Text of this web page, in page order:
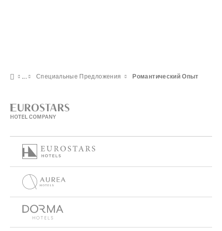
Специальные Предложения Pомантический Опыт